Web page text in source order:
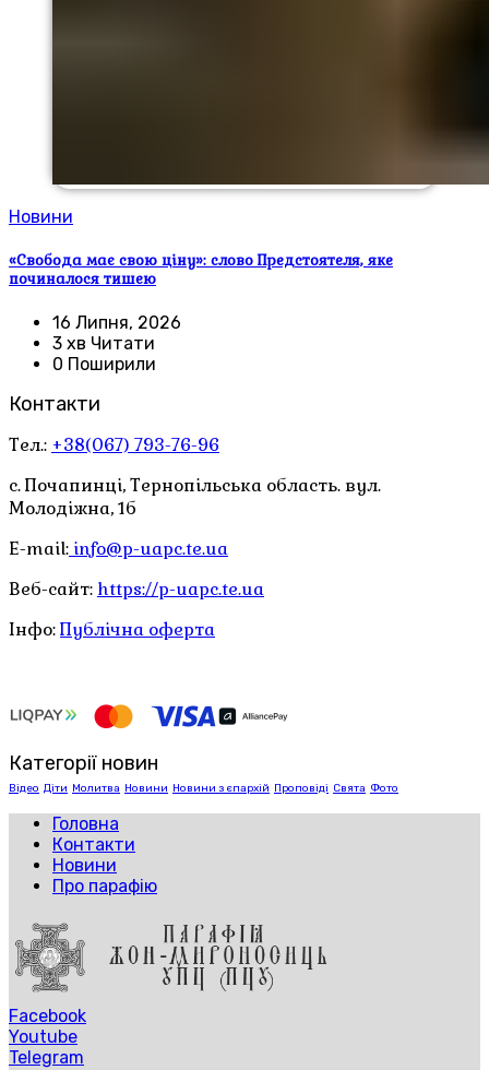
Новини
«Свобода має свою ціну»: слово Предстоятеля, яке
починалося тишею
16 Липня, 2026
3 хв Читати
0 Поширили
Контакти
Тел.: +38(067) 793-76-96
с. Почапинці, Тернопільська область. вул.
Молодіжна, 1б
E-mail: info@p-uapc.te.ua
Веб-сайт: https://p-uapc.te.ua
Інфо:Публічна оферта
Категорії новин
Відео Діти Молитва Новини Новини з єпархій Проповіді Свята Фото
Головна
Контакти
Новини
Про парафію
Facebook
Youtube
Telegram